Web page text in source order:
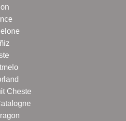
Cheste